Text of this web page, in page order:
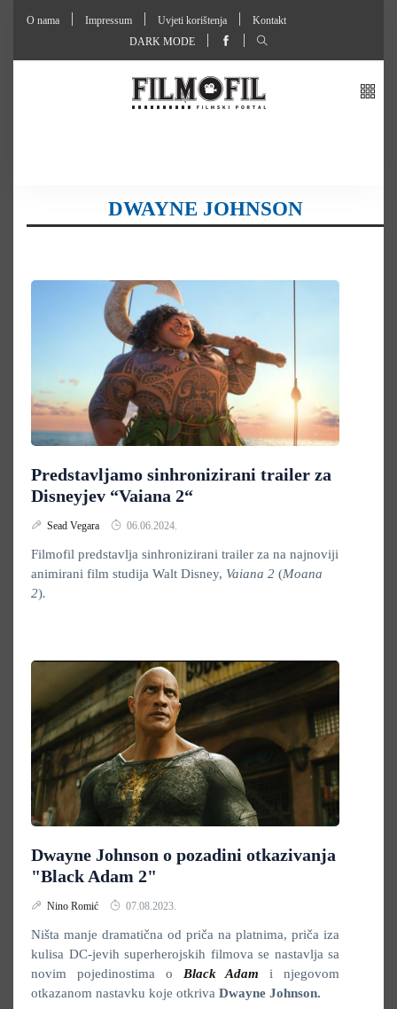
O nama Impressum Uvjeti korištenja
Kontakt
DARK MODE
DWAYNE JOHNSON
Predstavljamo sinhronizirani trailer za
Disneyjev “Vaiana 2“
Sead Vegara 06.06.2024.
Filmofil predstavlja sinhronizirani trailer za na najnoviji
animirani film studija Walt Disney, Vaiana 2 (Moana
2).
Dwayne Johnson o pozadini otkazivanja
"Black Adam 2"
Nino Romić 07.08.2023.
Ništa manje dramatična od priča na platnima, priča iza
kulisa DC-jevih superherojskih filmova se nastavlja sa
novim pojedinostima o Black Adam
i njegovom
otkazanom nastavku koje otkriva Dwayne Johnson.